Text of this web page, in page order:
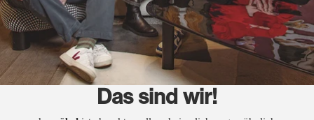
Das sind wir!